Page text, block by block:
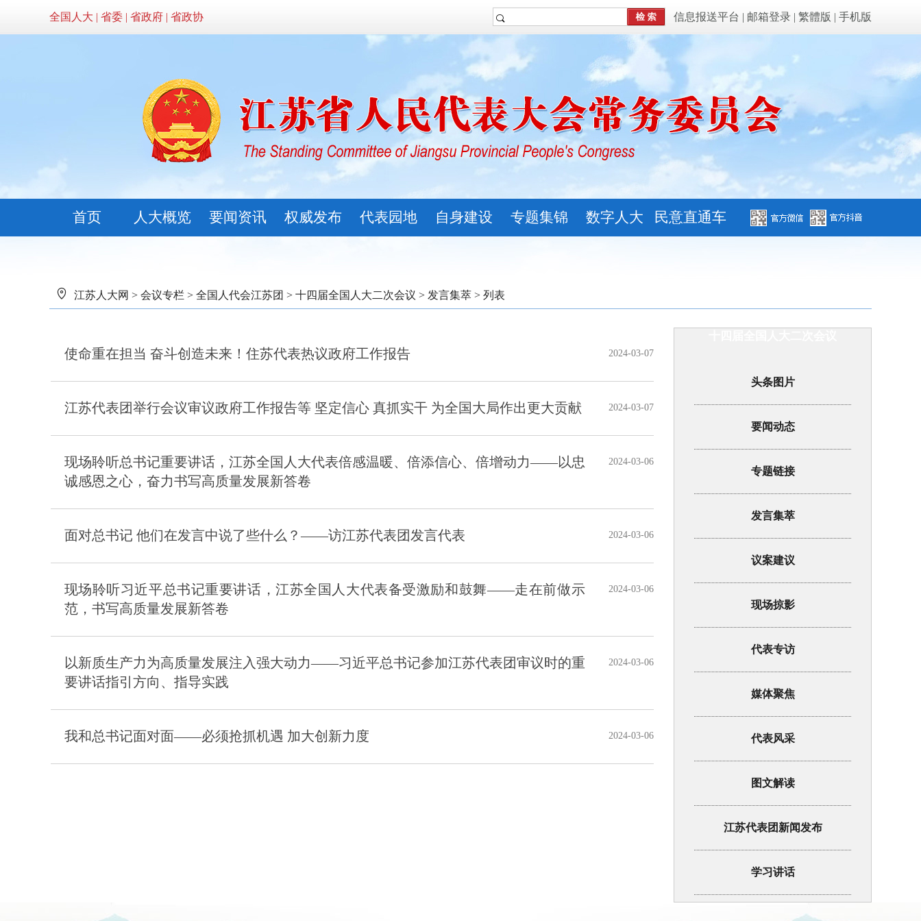
全国人大 | 省委 | 省政府 | 省政协 信息报送平台 | 邮箱登录 | 繁體版 | 手机版
首页 人大概览 要闻资讯 权威发布 代表园地 自身建设 专题集锦 数字人大 民意直通车
江苏人大网 > 会议专栏 > 全国人代会江苏团 > 十四届全国人大二次会议 > 发言集萃 > 列表
使命重在担当 奋斗创造未来！住苏代表热议政府工作报告 2024-03-07
江苏代表团举行会议审议政府工作报告等 坚定信心 真抓实干 为全国大局作出更大贡献 2024-03-07
现场聆听总书记重要讲话，江苏全国人大代表倍感温暖、倍添信心、倍增动力——以忠
诚感恩之心，奋力书写高质量发展新答卷
2024-03-06
面对总书记 他们在发言中说了些什么？——访江苏代表团发言代表 2024-03-06
现场聆听习近平总书记重要讲话，江苏全国人大代表备受激励和鼓舞——走在前做示
范，书写高质量发展新答卷
2024-03-06
以新质生产力为高质量发展注入强大动力——习近平总书记参加江苏代表团审议时的重
要讲话指引方向、指导实践
2024-03-06
我和总书记面对面——必须抢抓机遇 加大创新力度 2024-03-06
头条图片
要闻动态
专题链接
发言集萃
议案建议
现场掠影
代表专访
媒体聚焦
代表风采
图文解读
江苏代表团新闻发布
学习讲话